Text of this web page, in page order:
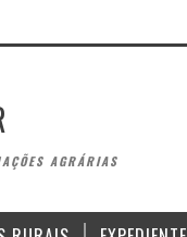
AGRÁRIAS